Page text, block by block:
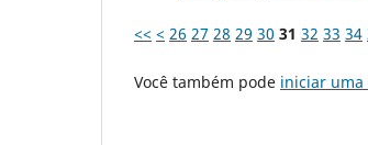
<< < 26 27 28 29 30 31 32 33 34
Você também pode iniciar uma